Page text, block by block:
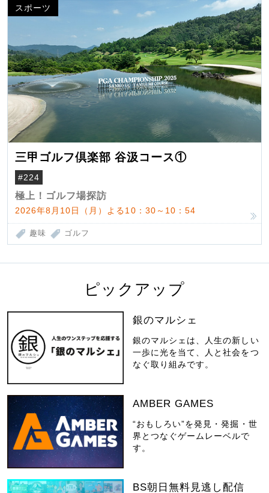
スポーツ
三甲ゴルフ倶楽部 谷汲コース①
#224
極上！ゴルフ場探訪
2026年8月10日（月）よる10：30～10：54
趣味 ゴルフ
ピックアップ
銀のマルシェ
銀のマルシェは、人生の新しい
一歩に光を当て、人と社会をつ
なぐ取り組みです。
AMBER GAMES
“おもしろい”を発見・発掘・世
界とつなぐゲームレーベルで
す。
BS朝日無料見逃し配信